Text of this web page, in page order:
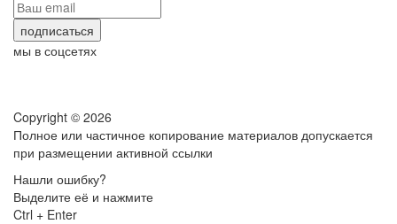
мы в соцсетях
Copyright © 2026
Полное или частичное копирование материалов допускается
при размещении активной ссылки
Нашли ошибку?
Выделите её и нажмите
Ctrl + Enter